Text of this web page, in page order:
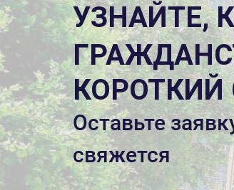
УЗНАЙТЕ,
КОРОТКИЙ
Оставьте
свяжется